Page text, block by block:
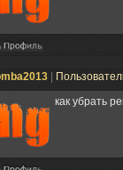
как убрать